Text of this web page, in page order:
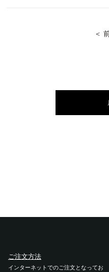
プライバシーポリシー
＜
ご注文方法
インターネットでのご注文となってお